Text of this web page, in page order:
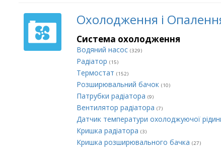
Охолодження і
Система охолодження
Водяний насос (329)
Радіатор (15)
Термостат (152)
Розширювальний бачок (10)
Патрубки радіатора (9)
Вентилятор радіатора (7)
Датчик температури охолоджуючої
Кришка радіатора (3)
Кришка розширювального бачка (27)